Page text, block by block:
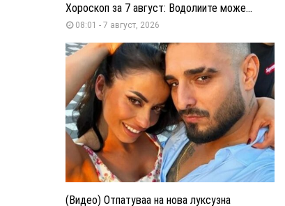
Хороскоп за 7 август: Водолиите може...
08:01 - 7 август, 2026
(Видео) Отпатуваа на нова луксузна